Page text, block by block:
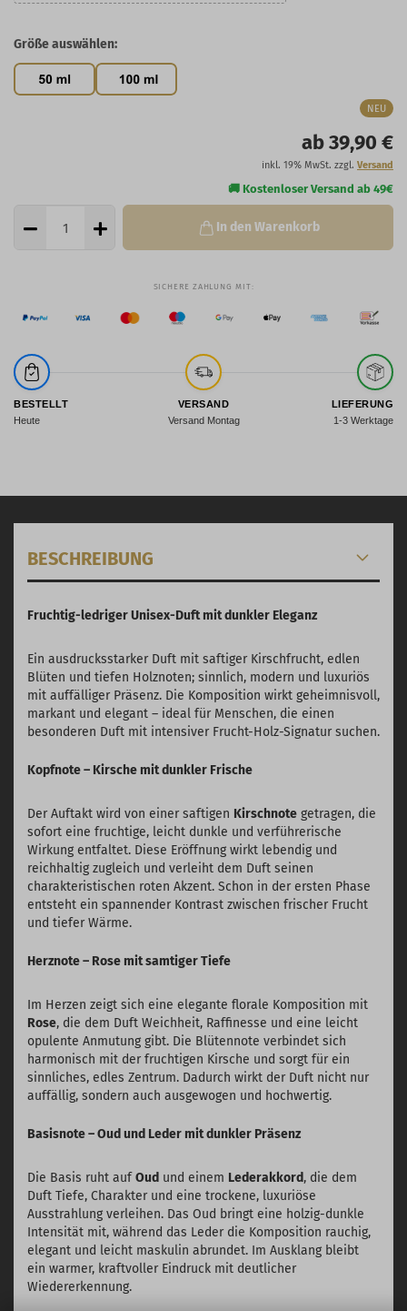
Größe auswählen:
NEU
ab 39,90 €
inkl. 19% MwSt. zzgl. Versand
In den Warenkorb
BESTELLT
Heute
VERSAND
Versand Montag
LIEFERUNG
1-3 Werktage
BESCHREIBUNG
Fruchtig-ledriger Unisex-Duft mit dunkler Eleganz
Ein ausdrucksstarker Duft mit saftiger Kirschfrucht, edlen
Blüten und tiefen Holznoten; sinnlich, modern und luxuriös
mit auffälliger Präsenz. Die Komposition wirkt geheimnisvoll,
markant und elegant – ideal für Menschen, die einen
besonderen Duft mit intensiver Frucht-Holz-Signatur suchen.
Kopfnote – Kirsche mit dunkler Frische
Der Auftakt wird von einer saftigen Kirschnote getragen, die
sofort eine fruchtige, leicht dunkle und verführerische
Wirkung entfaltet. Diese Eröffnung wirkt lebendig und
reichhaltig zugleich und verleiht dem Duft seinen
charakteristischen roten Akzent. Schon in der ersten Phase
entsteht ein spannender Kontrast zwischen frischer Frucht
und tiefer Wärme.
Herznote – Rose mit samtiger Tiefe
Im Herzen zeigt sich eine elegante florale Komposition mit
Rose, die dem Duft Weichheit, Raffinesse und eine leicht
opulente Anmutung gibt. Die Blütennote verbindet sich
harmonisch mit der fruchtigen Kirsche und sorgt für ein
sinnliches, edles Zentrum. Dadurch wirkt der Duft nicht nur
auffällig, sondern auch ausgewogen und hochwertig.
Basisnote – Oud und Leder mit dunkler Präsenz
Die Basis ruht aufOud und einem Lederakkord, die dem
Duft Tiefe, Charakter und eine trockene, luxuriöse
Ausstrahlung verleihen. Das Oud bringt eine holzig-dunkle
Intensität mit, während das Leder die Komposition rauchig,
elegant und leicht maskulin abrundet. Im Ausklang bleibt
ein warmer, kraftvoller Eindruck mit deutlicher
Wiedererkennung.